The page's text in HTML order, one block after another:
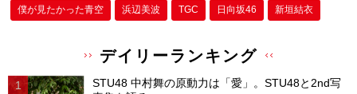
僕が⾒たかった⻘空 浜辺美波 TGC 日向坂46 新垣結衣
デイリーランキング
STU48 中村舞の原動力は「愛」。STU48と2nd写